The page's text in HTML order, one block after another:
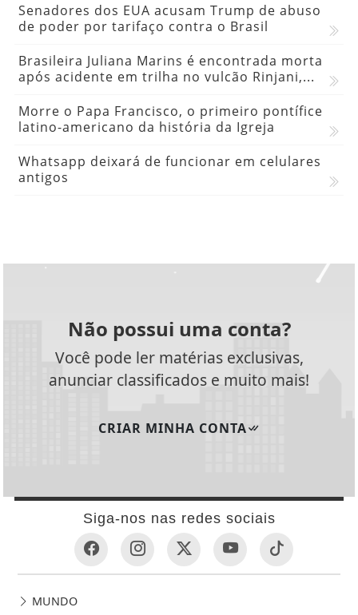
Senadores dos EUA acusam Trump de abuso
de poder por tarifaço contra o Brasil
Brasileira Juliana Marins é encontrada morta
após acidente em trilha no vulcão Rinjani,...
Morre o Papa Francisco, o primeiro pontífice
latino-americano da história da Igreja
Whatsapp deixará de funcionar em celulares
antigos
Não possui uma conta?
Você pode ler matérias exclusivas,
anunciar classificados e muito mais!
CRIAR MINHA CONTA
Siga-nos nas redes sociais
MUNDO